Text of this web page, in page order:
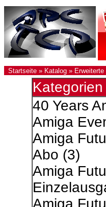
Startseite » Katalog »
Kategorien
40 Years
Amiga
Amiga
Abo (3)
Amiga
Amiga